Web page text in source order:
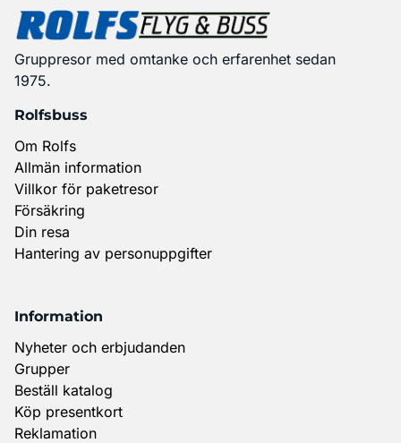
Gruppresor med omtanke och erfarenhet sedan
1975.
Rolfsbuss
Om Rolfs
Allmän information
Villkor för paketresor
Försäkring
Din resa
Hantering av personuppgifter
Information
Nyheter och erbjudanden
Grupper
Beställ katalog
Köp presentkort
Reklamation